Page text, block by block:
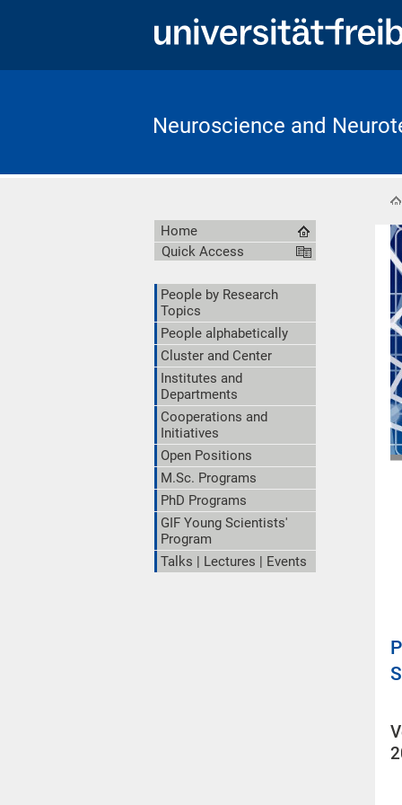
Neuroscience and
Home
Quick Access
People by Research
Topics
People alphabetically
Cluster and Center
Institutes and
Departments
Cooperations and
Initiatives
Open Positions
M.Sc. Programs
PhD Programs
GIF Young Scientists'
Program
Talks | Lectures | Events